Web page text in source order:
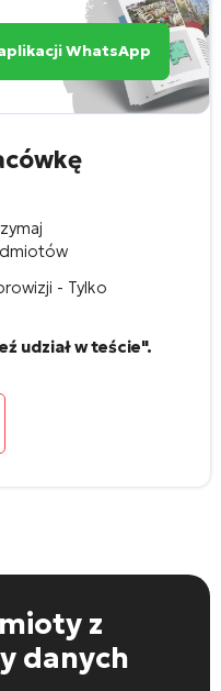
WhatsApp
- Tylko
udział w teście".
z
danych